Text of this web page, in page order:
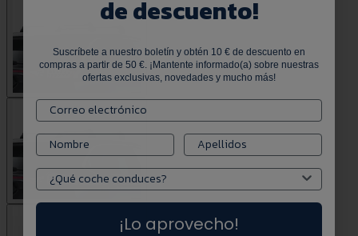
de descuento!
Suscríbete a nuestro boletín y obtén 10 € de descuento en
compras a partir de 50 €. ¡Mantente informado(a) sobre nuestras
ofertas exclusivas, novedades y mucho más!
¡Lo aprovecho!